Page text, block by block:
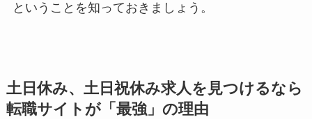
ということを知っておきましょう。
土日休み、土日祝休み求人を見つけるなら
転職サイトが「最強」の理由